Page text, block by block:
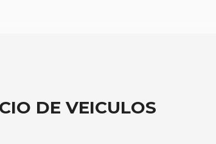
DE VEICULOS